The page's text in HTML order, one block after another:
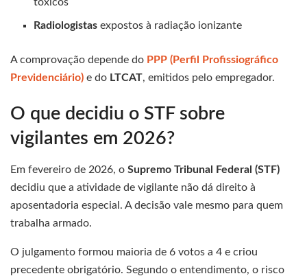
Radiologistas expostos à radiação ionizante
A comprovação depende do PPP (Perfil Profissiográfico
Previdenciário) e do LTCAT, emitidos pelo empregador.
O que decidiu o STF sobre
vigilantes em 2026?
Em fevereiro de 2026, o Supremo Tribunal Federal (STF)
decidiu que a atividade de vigilante não dá direito à
aposentadoria especial. A decisão vale mesmo para quem
trabalha armado.
O julgamento formou maioria de 6 votos a 4 e criou
precedente obrigatório. Segundo o entendimento, o risco